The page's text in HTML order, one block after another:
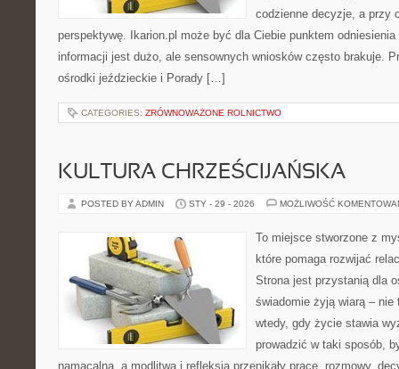
codzienne decyzje, a przy
perspektywę. Ikarion.pl może być dla Ciebie punktem
informacji jest dużo, ale sensownych wniosków często brakuje.
ośrodki jeździeckie i Porady […]
CATEGORIES: ZRÓWNOWAŻONE ROLNICTWO
KULTURA CHRZEŚCIJAŃSKA
POSTED BY ADMIN STY - 29 - 2026 MOŻLIWOŚĆ
To miejsce stworzone z
które pomaga rozwijać
Strona jest przystanią dla
świadomie żyją wiarą –
wtedy, gdy życie stawia
prowadzić w taki sposób,
namacalna, a modlitwa i refleksja przenikały pracę, rozmowy,